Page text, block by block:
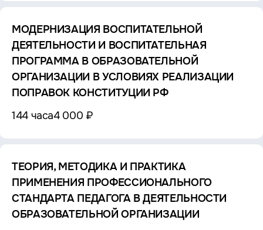
МОДЕРНИЗАЦИЯ ВОСПИТАТЕЛЬНОЙ
ДЕЯТЕЛЬНОСТИ И ВОСПИТАТЕЛЬНАЯ
ПРОГРАММА В ОБРАЗОВАТЕЛЬНОЙ
ОРГАНИЗАЦИИ В УСЛОВИЯХ РЕАЛИЗАЦИИ
ПОПРАВОК КОНСТИТУЦИИ РФ
144 часа4 000 ₽
ТЕОРИЯ, МЕТОДИКА И ПРАКТИКА
ПРИМЕНЕНИЯ ПРОФЕССИОНАЛЬНОГО
СТАНДАРТА ПЕДАГОГА В ДЕЯТЕЛЬНОСТИ
ОБРАЗОВАТЕЛЬНОЙ ОРГАНИЗАЦИИ